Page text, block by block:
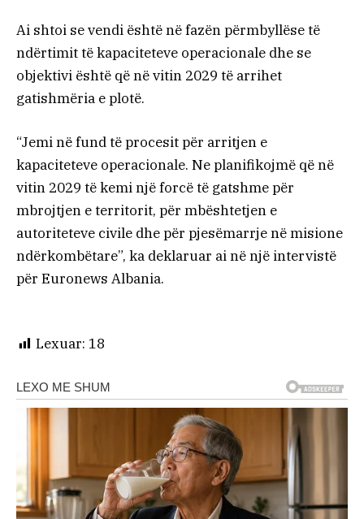
Ai shtoi se vendi është në fazën përmbyllëse të
ndërtimit të kapaciteteve operacionale dhe se
objektivi është që në vitin 2029 të arrihet
gatishmëria e plotë.
“Jemi në fund të procesit për arritjen e
kapaciteteve operacionale. Ne planifikojmë që në
vitin 2029 të kemi një forcë të gatshme për
mbrojtjen e territorit, për mbështetjen e
autoriteteve civile dhe për pjesëmarrje në misione
ndërkombëtare”, ka deklaruar ai në një intervistë
për Euronews Albania.
Lexuar: 18